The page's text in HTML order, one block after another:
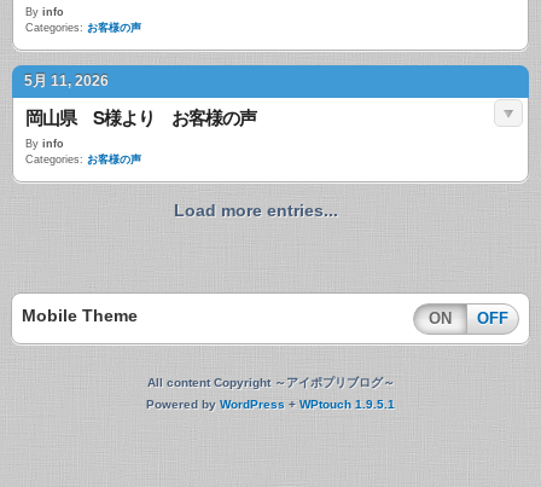
By info
Categories: お客様の声
5月 11, 2026
岡山県 S様より お客様の声
By info
Categories: お客様の声
Load more entries...
Mobile Theme ON OFF
All content Copyright ～アイポプリブログ～
Powered by WordPress +WPtouch 1.9.5.1